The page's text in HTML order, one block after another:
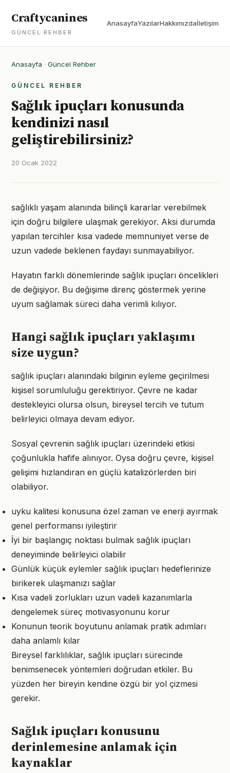
Craftycanines
GÜNCEL REHBER
AnasayfaYazılarHakkımızdaİletişim
Anasayfa · Güncel Rehber
GÜNCEL REHBER
Sağlık ipuçları konusunda
kendinizi nasıl
geliştirebilirsiniz?
20 Ocak 2022
sağlıklı yaşam alanında bilinçli kararlar verebilmek
için doğru bilgilere ulaşmak gerekiyor. Aksi durumda
yapılan tercihler kısa vadede memnuniyet verse de
uzun vadede beklenen faydayı sunmayabiliyor.
Hayatın farklı dönemlerinde sağlık ipuçları öncelikleri
de değişiyor. Bu değişime direnç göstermek yerine
uyum sağlamak süreci daha verimli kılıyor.
Hangi sağlık ipuçları yaklaşımı
size uygun?
sağlık ipuçları alanındaki bilginin eyleme geçirilmesi
kişisel sorumluluğu gerektiriyor. Çevre ne kadar
destekleyici olursa olsun, bireysel tercih ve tutum
belirleyici olmaya devam ediyor.
Sosyal çevrenin sağlık ipuçları üzerindeki etkisi
çoğunlukla hafife alınıyor. Oysa doğru çevre, kişisel
gelişimi hızlandıran en güçlü katalizörlerden biri
olabiliyor.
uyku kalitesi konusuna özel zaman ve enerji ayırmak
genel performansı iyileştirir
İyi bir başlangıç noktası bulmak sağlık ipuçları
deneyiminde belirleyici olabilir
Günlük küçük eylemler sağlık ipuçları hedeflerinize
birikerek ulaşmanızı sağlar
Kısa vadeli zorlukları uzun vadeli kazanımlarla
dengelemek süreç motivasyonunu korur
Konunun teorik boyutunu anlamak pratik adımları
daha anlamlı kılar
Bireysel farklılıklar, sağlık ipuçları sürecinde
benimsenecek yöntemleri doğrudan etkiler. Bu
yüzden her bireyin kendine özgü bir yol çizmesi
gerekir.
Sağlık ipuçları konusunu
derinlemesine anlamak için
kaynaklar